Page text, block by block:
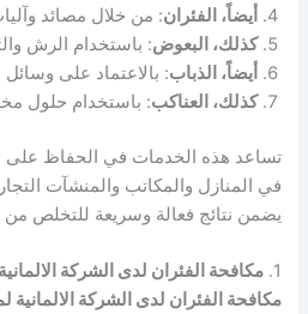
أيضاً، الفئران: من خلال مصائد
كذلك، البعوض: باستخدام الرش
أيضاً، الذباب: بالاعتماد على وسائل
كذلك، العناكب: باستخدام حلول
تساعد هذه الخدمات في الحفاظ على
في المنازل والمكاتب والمنشآت
يضمن نتائج فعالة وسريعة للتخلص من
1. مكافحة الفئران لدى الشركة
مكافحة الفئران لدى الشركة الالمانية